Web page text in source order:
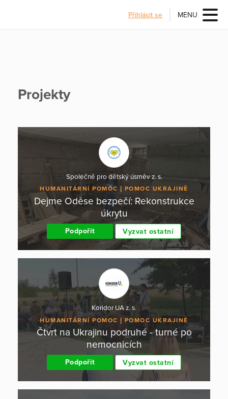
Přihlásit se MENU
Projekty
Společně pro dětský úsměv z. s.
HUMANITÁRNÍ POMOC POMOC UKRAJINĚ
Dejme Oděse bezpečí: Rekonstrukce
úkrytu
Podpořit Vyzvat ostatní
Koridor UA z. s.
HUMANITÁRNÍ POMOC POMOC UKRAJINĚ
Čtvrt na Ukrajinu podruhé - turné po
nemocnicích
Podpořit Vyzvat ostatní